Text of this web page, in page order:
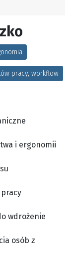
pracy, workflow
i ergonomii
wdrożenie
osób z